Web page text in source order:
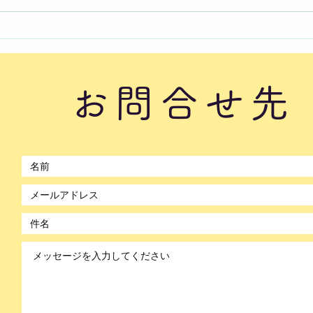
2026年8月7日曜日「のぼか
©2021 by のぼかん。Wix.com で作成されました。
お問合せ先